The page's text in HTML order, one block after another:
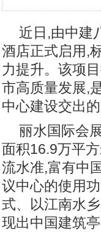
近日,由中建
酒店正式启用,
力提升。该项
市高质量发展,
中心建设交出的
丽水国际会
面积16.9万平
流水准,富有中
议中心的使用
式、以江南水
现出中国建筑